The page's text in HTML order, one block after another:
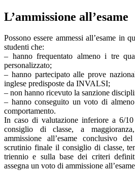
L’ammissione all’esame
Possono essere ammessi all’esame in
studenti che:
– hanno frequentato almeno i tre
personalizzato;
– hanno partecipato alle prove
inglese predisposte da INVALSI;
– non hanno ricevuto la sanzione
– hanno conseguito un voto di
comportamento.
In caso di valutazione inferiore a 6/
consiglio di classe, a
ammissione all’esame conclusivo
scrutinio finale il consiglio di classe,
triennio e sulla base dei criteri
assegna un voto di ammissione